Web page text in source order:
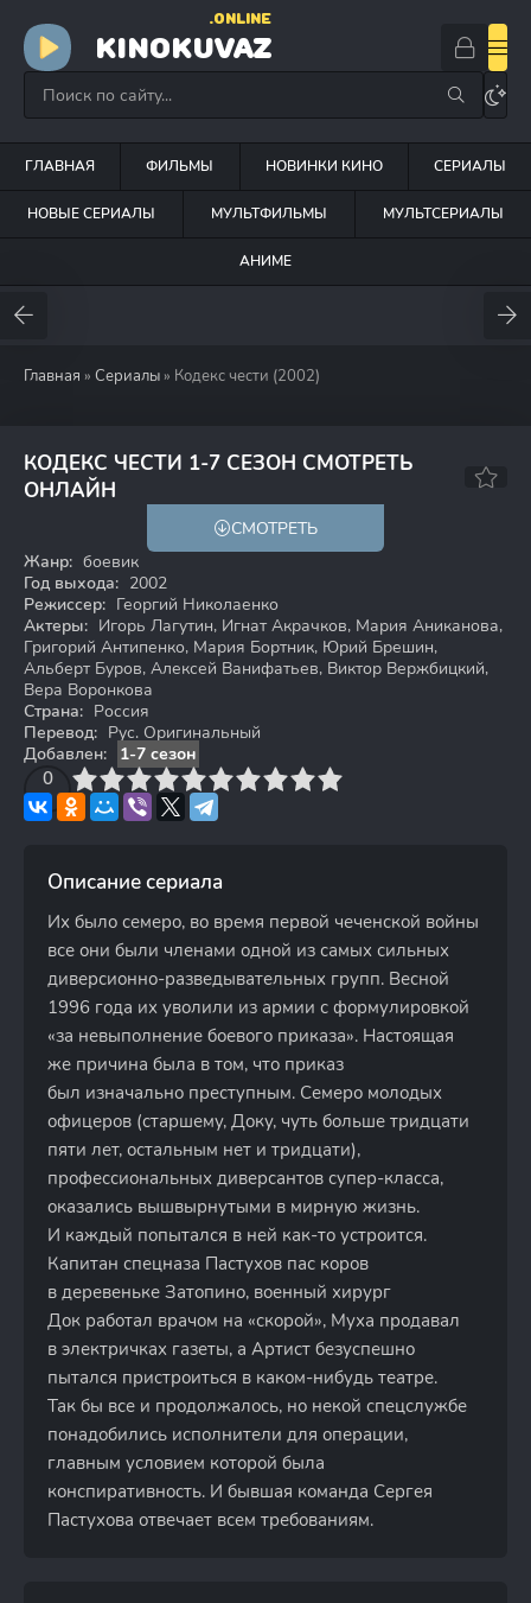
KINOKUVAZ
.ONLINE
ГЛАВНАЯ ФИЛЬМЫ НОВИНКИ КИНО СЕРИАЛЫ
НОВЫЕ СЕРИАЛЫ МУЛЬТФИЛЬМЫ МУЛЬТСЕРИАЛЫ
АНИМЕ
Главная » Сериалы » Кодекс чести (2002)
КОДЕКС ЧЕСТИ 1-7 СЕЗОН СМОТРЕТЬ
ОНЛАЙН
СМОТРЕТЬ
Жанр: боевик
Год выхода: 2002
Режиссер: Георгий Николаенко
Актеры: Игорь Лагутин, Игнат Акрачков, Мария Аниканова,
Григорий Антипенко, Мария Бортник, Юрий Брешин,
Альберт Буров, Алексей Ванифатьев, Виктор Вержбицкий,
Вера Воронкова
Страна: Россия
Перевод: Рус. Оригинальный
Добавлен:
1-7 сезон
0
4 6 7 8 9 10
Описание сериала
Их было семеро, во время первой чеченской войны
все они были членами одной из самых сильных
диверсионно-разведывательных групп. Весной
1996 года их уволили из армии с формулировкой
«за невыполнение боевого приказа». Настоящая
же причина была в том, что приказ
был изначально преступным. Семеро молодых
офицеров (старшему, Доку, чуть больше тридцати
пяти лет, остальным нет и тридцати),
профессиональных диверсантов супер-класса,
оказались вышвырнутыми в мирную жизнь.
И каждый попытался в ней как-то устроится.
Капитан спецназа Пастухов пас коров
в деревеньке Затопино, военный хирург
Док работал врачом на «скорой», Муха продавал
в электричках газеты, а Артист безуспешно
пытался пристроиться в каком-нибудь театре.
Так бы все и продолжалось, но некой спецслужбе
понадобились исполнители для операции,
главным условием которой была
конспиративность. И бывшая команда Сергея
Пастухова отвечает всем требованиям.